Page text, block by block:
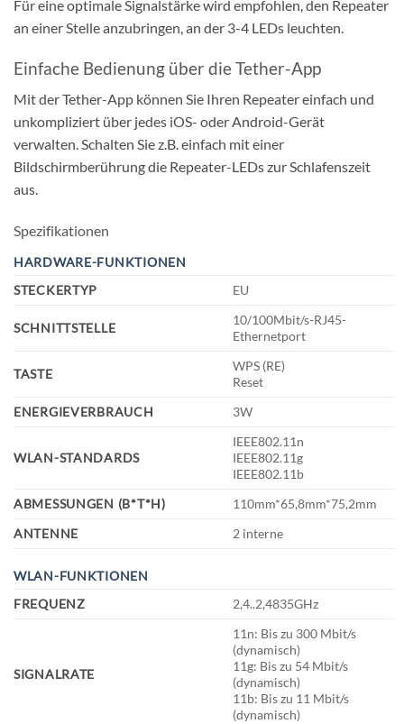
Für eine optimale Signalstärke wird empfohlen, den Repeater
an einer Stelle anzubringen, an der 3-4 LEDs leuchten.
Einfache Bedienung über die Tether-App
Mit der Tether-App können Sie Ihren Repeater einfach und
unkompliziert über jedes iOS- oder Android-Gerät
verwalten. Schalten Sie z.B. einfach mit einer
Bildschirmberührung die Repeater-LEDs zur Schlafenszeit
aus.
Spezifikationen
HARDWARE-FUNKTIONEN
STECKERTYP
EU
SCHNITTSTELLE
10/100Mbit/s-RJ45-
Ethernetport
TASTE
WPS (RE)
Reset
ENERGIEVERBRAUCH
3W
WLAN-STANDARDS
IEEE802.11n
IEEE802.11g
IEEE802.11b
ABMESSUNGEN (B*T*H)
110mm*65,8mm*75,2mm
ANTENNE
2 interne
WLAN-FUNKTIONEN
FREQUENZ
2,4..2,4835GHz
SIGNALRATE
11n: Bis zu 300 Mbit/s
(dynamisch)
11g: Bis zu 54 Mbit/s
(dynamisch)
11b: Bis zu 11 Mbit/s
(dynamisch)